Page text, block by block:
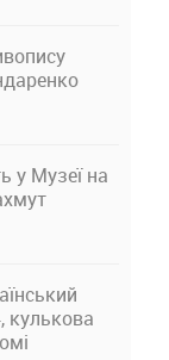
у Музеї на
кулькова